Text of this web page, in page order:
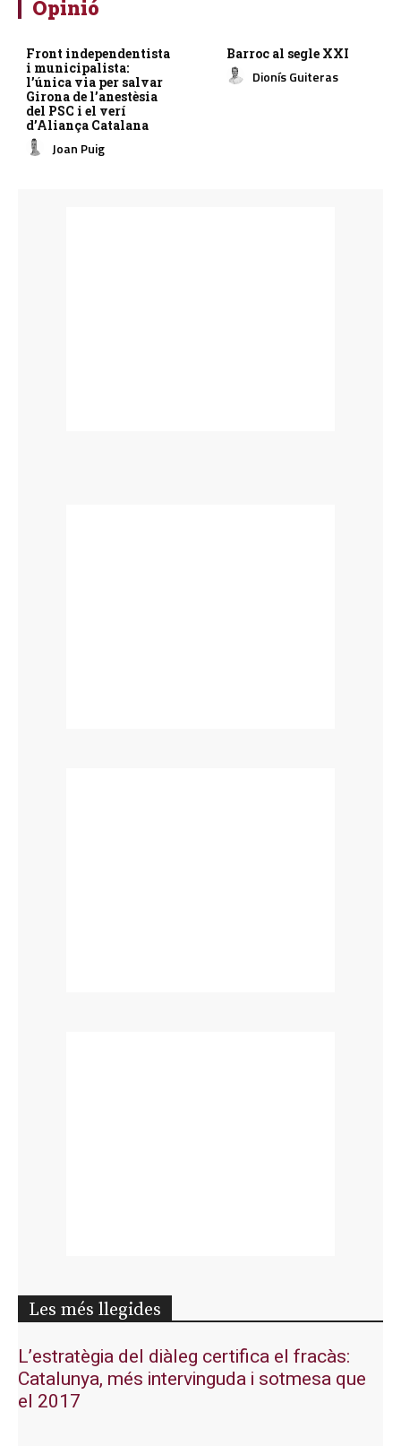
Opinió
Front independentista
i municipalista:
l’única via per salvar
Girona de l’anestèsia
del PSC i el verí
d’Aliança Catalana
Joan Puig
Barroc al segle XXI
Dionís Guiteras
Les més llegides
L’estratègia del diàleg certifica el fracàs:
Catalunya, més intervinguda i sotmesa que
el 2017